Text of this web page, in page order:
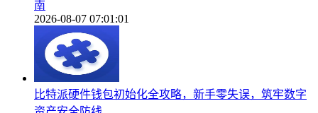
南
2026-08-07 07:01:01
比特派硬件钱包初始化全攻略，新手零失误，筑牢数字